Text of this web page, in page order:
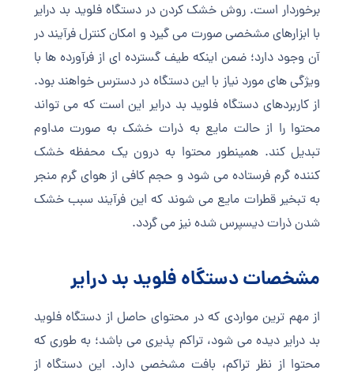
برخوردار است. روش خشک کردن در دستگاه فلوید بد درایر
با ابزارهای مشخصی صورت می گیرد و امکان کنترل فرآیند در
آن وجود دارد؛ ضمن اینکه طیف گسترده ای از فرآورده ها با
ویژگی های مورد نیاز با این دستگاه در دسترس خواهند بود.
از کاربردهای دستگاه فلوید بد درایر این است که می تواند
محتوا را از حالت مایع به ذرات خشک به صورت مداوم
تبدیل کند. همینطور محتوا به درون یک محفظه خشک
کننده گرم فرستاده می شود و حجم کافی از هوای گرم منجر
به تبخیر قطرات مایع می شوند که این فرآیند سبب خشک
شدن ذرات دیسپرس شده نیز می گردد.
مشخصات دستگاه فلوید بد درایر
از مهم ترین مواردی که در محتوای حاصل از دستگاه فلوید
بد درایر دیده می شود، تراکم پذیری می باشد؛ به طوری که
محتوا از نظر تراکم، بافت مشخصی دارد. این دستگاه از